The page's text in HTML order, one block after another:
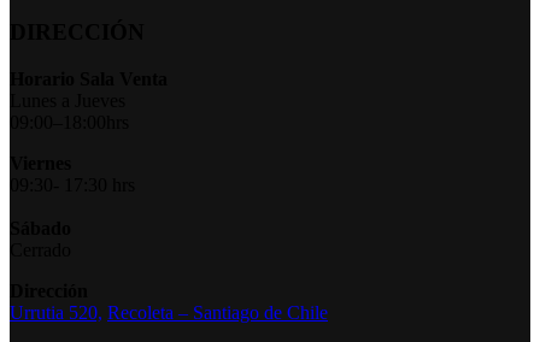
Urrutia 520, Recoleta – Santiago de Chile